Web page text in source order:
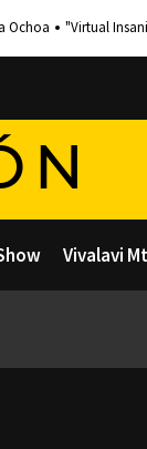
Ochoa "Virtual
Vivalavi